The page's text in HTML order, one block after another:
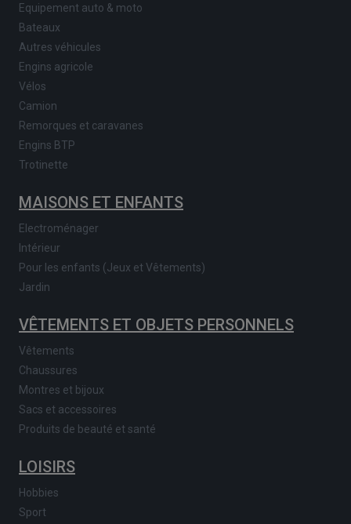
Equipement auto & moto
Bateaux
Autres véhicules
Engins agricole
Vélos
Camion
Remorques et caravanes
Engins BTP
Trotinette
MAISONS ET ENFANTS
Electroménager
Intérieur
Pour les enfants (Jeux et Vêtements)
Jardin
VÊTEMENTS ET OBJETS PERSONNELS
Vêtements
Chaussures
Montres et bijoux
Sacs et accessoires
Produits de beauté et santé
LOISIRS
Hobbies
Sport